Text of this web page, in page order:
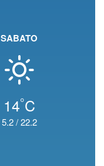
SABATO
14°C
5.2/22.2